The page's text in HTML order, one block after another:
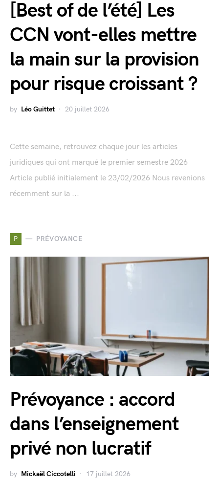
[Best of de l’été] Les
CCN vont-elles mettre
la main sur la provision
pour risque croissant ?
by Léo Guittet 20 juillet 2026
Cette semaine, retrouvez chaque jour les articles
juridiques qui ont marqué le premier semestre 2026
Article publié initialement le 23/02/2026 Nous revenions
récemment sur la ...
P PRÉVOYANCE
Prévoyance : accord
dans l’enseignement
privé non lucratif
by Mickaël Ciccotelli 17 juillet 2026